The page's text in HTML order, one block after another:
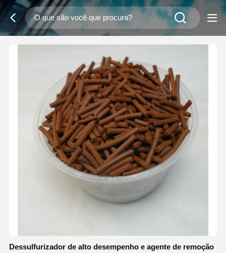
Dessulfurizador de alto desempenho e agente de remoção